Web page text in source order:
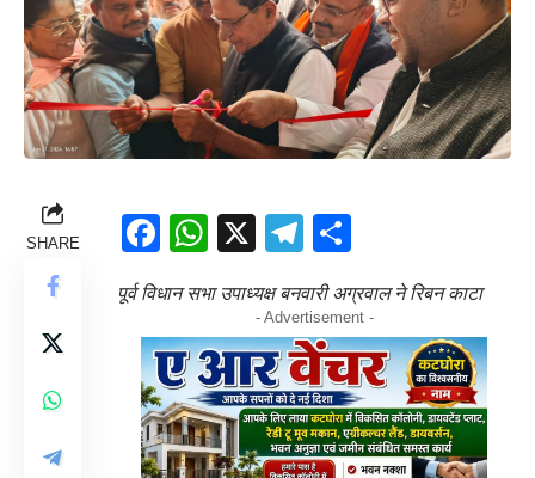
SHARE Facebook
WhatsApp
X Telegram
पूर्व विधान सभा उपाध्यक्ष बनवारी अग्रवाल ने रिबन काटा
- Advertisement -